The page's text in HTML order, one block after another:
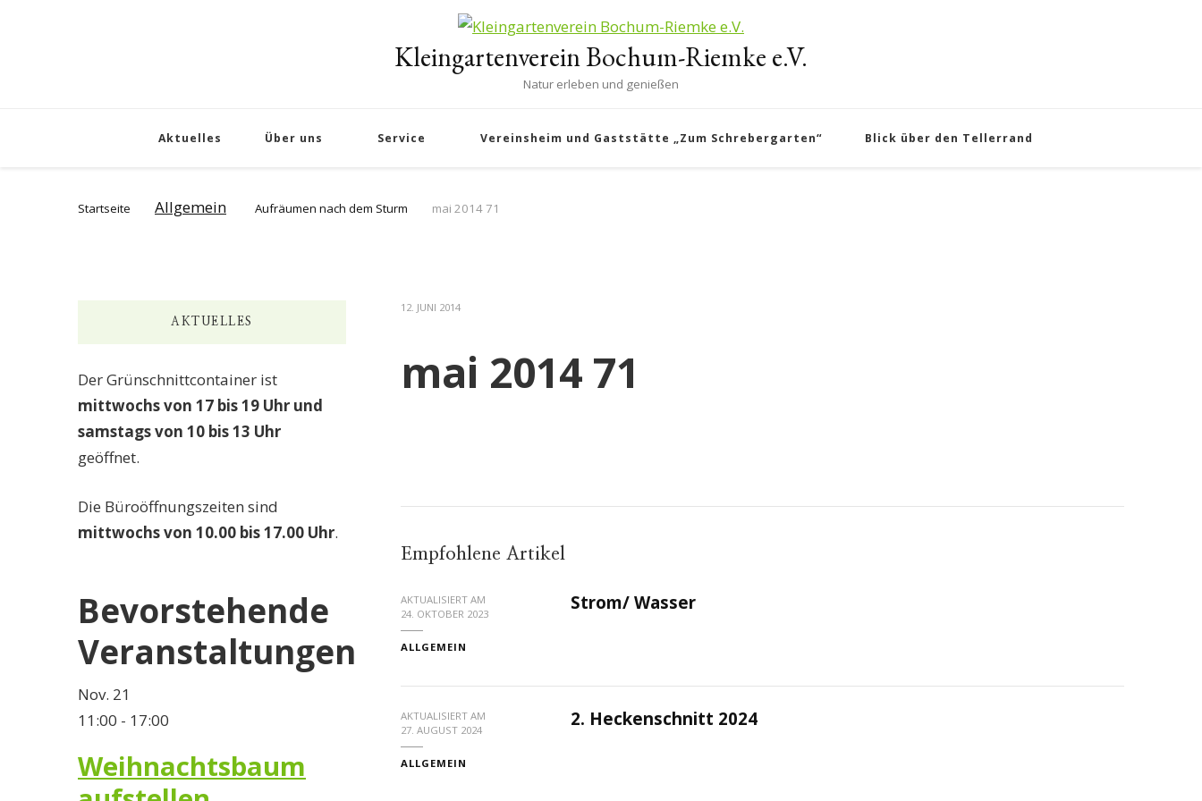
Kleingartenverein Bochum-Riemke e.V.
Natur erleben und genießen
Aktuelles Über uns Service Vereinsheim und Gaststätte „Zum Schrebergarten“ Blick über den Tellerrand
Startseite Allgemein Aufräumen nach dem Sturm mai 2014 71
12. JUNI 2014
mai 2014 71
Empfohlene Artikel
AKTUALISIERT AM
24. OKTOBER 2023
ALLGEMEIN
Strom/ Wasser
AKTUALISIERT AM
27. AUGUST 2024
ALLGEMEIN
2. Heckenschnitt 2024
AKTUELLES
Der Grünschnittcontainer ist
mittwochs von 17 bis 19 Uhr und
samstags von 10 bis 13 Uhr
geöffnet.
Die Büroöffnungszeiten sind
mittwochs von 10.00 bis 17.00 Uhr.
Bevorstehende
Veranstaltungen
Nov. 21
11:00 - 17:00
Weihnachtsbaum